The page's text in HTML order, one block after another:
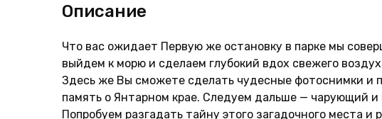
Описание
Что вас ожидает Первую же остановку в парке мы
выйдем к морю и сделаем глубокий вдох свежего
Здесь же Вы сможете сделать чудесные фотоснимки и
память о Янтарном крае. Следуем дальше — чарующий
Попробуем разгадать тайну этого загадочного места